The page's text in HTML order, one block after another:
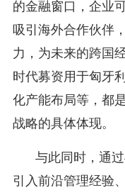
的金融窗口，企业
吸引海外合作伙伴
力，为未来的跨国
时代募资用于匈牙
化产能布局等，都
战略的具体体现。
与此同时，通
引入前沿管理经验